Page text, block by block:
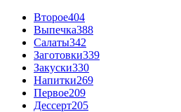
Второе404
Выпечка388
Салаты342
Заготовки339
Закуски330
Напитки269
Первое209
Дессерт205